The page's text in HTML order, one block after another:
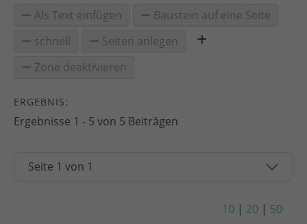
Als Text einfügen
Baustein auf eine Seite
schnell
Seiten anlegen
Zone deaktivieren
ERGEBNIS:
Ergebnisse 1 - 5 von 5 Beiträgen
10 | 20 | 50